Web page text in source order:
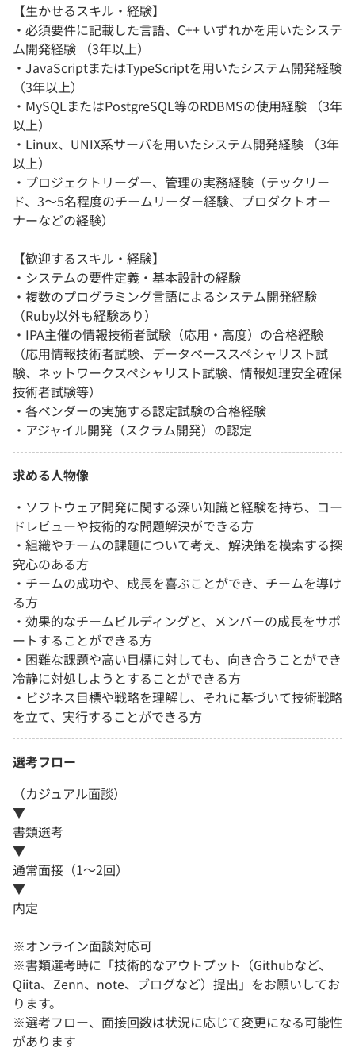
【生かせるスキル・経験】
・必須要件に記載した言語、C++ いずれかを用いたシステ
ム開発経験 （3年以上）
・JavaScriptまたはTypeScriptを用いたシステム開発経験
（3年以上）
・MySQLまたはPostgreSQL等のRDBMSの使用経験 （3年
以上）
・Linux、UNIX系サーバを用いたシステム開発経験 （3年
以上）
・プロジェクトリーダー、管理の実務経験（テックリー
ド、3～5名程度のチームリーダー経験、プロダクトオー
ナーなどの経験）
【歓迎するスキル・経験】
・システムの要件定義・基本設計の経験
・複数のプログラミング言語によるシステム開発経験
（Ruby以外も経験あり）
・IPA主催の情報技術者試験（応用・高度）の合格経験
（応用情報技術者試験、データベーススペシャリスト試
験、ネットワークスペシャリスト試験、情報処理安全確保
技術者試験等）
・各ベンダーの実施する認定試験の合格経験
・アジャイル開発（スクラム開発）の認定
求める人物像
・ソフトウェア開発に関する深い知識と経験を持ち、コー
ドレビューや技術的な問題解決ができる方
・組織やチームの課題について考え、解決策を模索する探
究心のある方
・チームの成功や、成長を喜ぶことができ、チームを導け
る方
・効果的なチームビルディングと、メンバーの成長をサポ
ートすることができる方
・困難な課題や高い目標に対しても、向き合うことができ
冷静に対処しようとすることができる方
・ビジネス目標や戦略を理解し、それに基づいて技術戦略
を立て、実行することができる方
選考フロー
（カジュアル面談）
▼
書類選考
▼
通常面接（1～2回）
▼
内定
※オンライン面談対応可
※書類選考時に「技術的なアウトプット（Githubなど、
Qiita、Zenn、note、ブログなど）提出」をお願いしてお
ります。
※選考フロー、面接回数は状況に応じて変更になる可能性
があります